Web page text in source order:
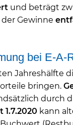
und beträgt
Gewinne
bei E-A-
Jahreshälfte
bringen.
durch
1.7.2020 kann